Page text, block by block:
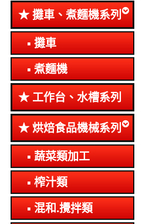
攤車、煮麵機系列
攤車
煮麵機
工作台、水槽系列
烘焙食品機械系列
蔬菜類加工
榨汁類
混和.攪拌類